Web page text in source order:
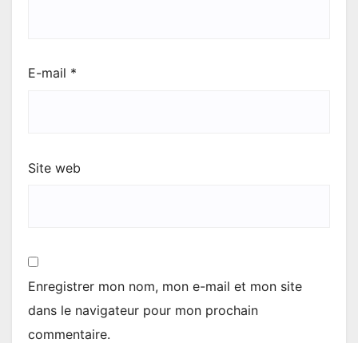
E-mail *
Site web
Enregistrer mon nom, mon e-mail et mon site
dans le navigateur pour mon prochain
commentaire.